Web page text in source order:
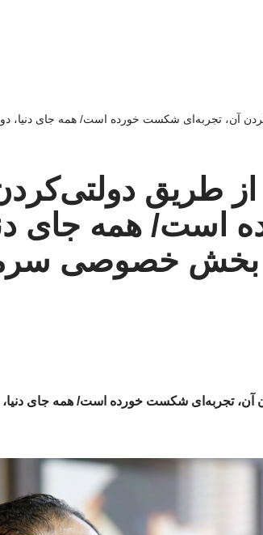
آن، تجربه‌ای شکست‌ خورده است/ همه جای
طریق
همه جای
بخش خصوصی
آن، تجربه‌ای شکست‌ خورده است/ همه جای